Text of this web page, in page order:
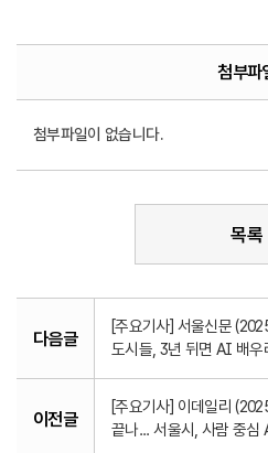
첨부파
첨부파일이 없습니다.
목록
다음글
[주요기사] 서울신문
도시들, 3년 뒤면 AI 배우
이전글
[주요기사] 이데일리
끝나... 서울시, 사람 중심